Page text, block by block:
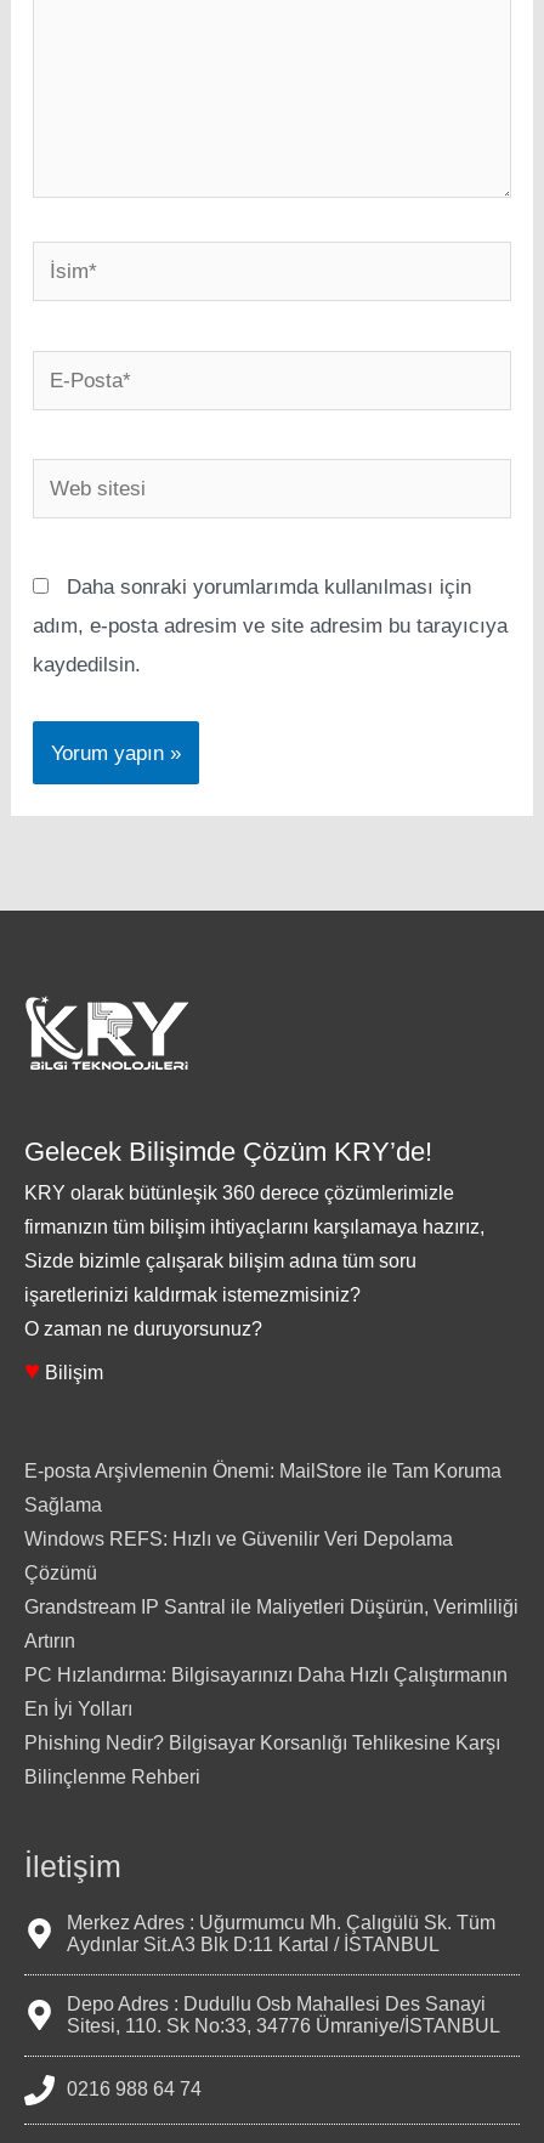
İsim*
E-
Posta*
Web
sitesi
Daha sonraki yorumlarımda kullanılması için
adım, e-posta adresim ve site adresim bu tarayıcıya
kaydedilsin.
Gelecek Bilişimde Çözüm KRY’de!
KRY olarak bütünleşik 360 derece çözümlerimizle
firmanızın tüm bilişim ihtiyaçlarını karşılamaya hazırız,
Sizde bizimle çalışarak bilişim adına tüm soru
işaretlerinizi kaldırmak istemezmisiniz?
O zaman ne duruyorsunuz?
♥ Bilişim
E-posta Arşivlemenin Önemi: MailStore ile Tam Koruma
Sağlama
Windows REFS: Hızlı ve Güvenilir Veri Depolama
Çözümü
Grandstream IP Santral ile Maliyetleri Düşürün, Verimliliği
Artırın
PC Hızlandırma: Bilgisayarınızı Daha Hızlı Çalıştırmanın
En İyi Yolları
Phishing Nedir? Bilgisayar Korsanlığı Tehlikesine Karşı
Bilinçlenme Rehberi
İletişim
Merkez Adres : Uğurmumcu Mh. Çalıgülü Sk. Tüm
Aydınlar Sit.A3 Blk D:11 Kartal / İSTANBUL
Depo Adres : Dudullu Osb Mahallesi Des Sanayi
Sitesi, 110. Sk No:33, 34776 Ümraniye/İSTANBUL
0216 988 64 74